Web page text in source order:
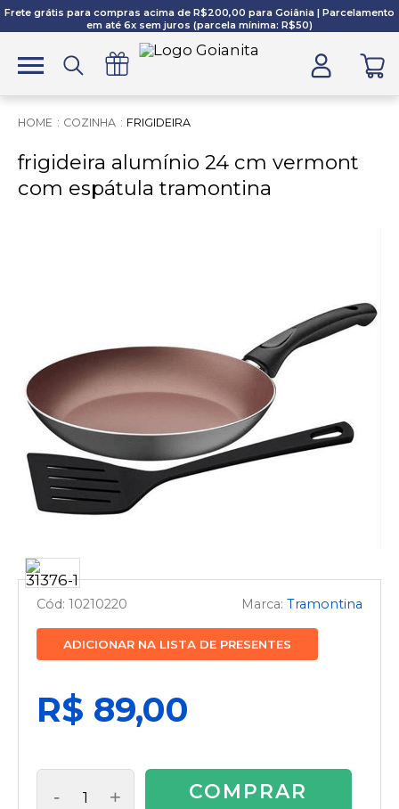
Frete grátis para compras acima de R$200,00 para Goiânia | Parcelamento
em até 6x sem juros (parcela mínima: R$50)
COZINHA FRIGIDEIRA
frigideira alumínio 24 cm vermont
com espátula tramontina
10210220 Tramontina
ADICIONAR NA LISTA DE PRESENTES
R$ 89,00
- + COMPRAR